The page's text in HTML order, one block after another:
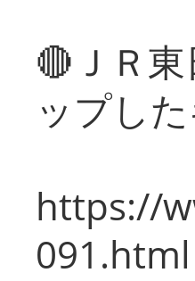
🔴ＪＲ
ップし
https://
091.html